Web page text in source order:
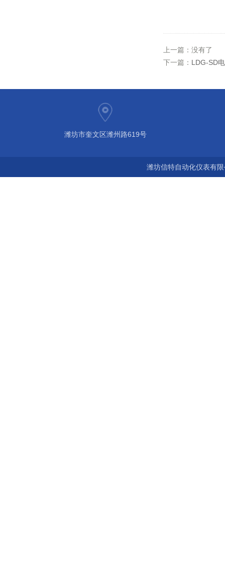
上一篇：没有了
下一篇： LDG-SD
潍坊市奎文区潍州路619号
潍坊信特自动化仪表有